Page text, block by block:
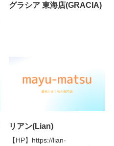
グラシア 東海店(GRACIA)
リアン(Lian)
【HP】https://lian-